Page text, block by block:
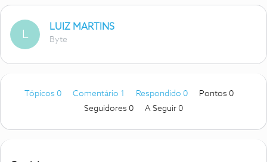
L
LUIZ MARTINS
Byte
Tópicos 0 Comentário 1 Respondido 0
Pontos 0
Seguidores 0 A Seguir 0